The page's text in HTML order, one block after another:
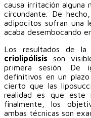
causa irritación alguna
circundante. De
adipocitos sufran una
acaba desembocando
Los resultados de
criolipólisis son
primera sesión. De
definitivos en un
cierto que las
realidad es que este
finalmente, los
ambas técnicas son